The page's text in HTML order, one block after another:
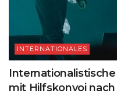
INTERNATIONALES
mit Hilfskonvoi nach